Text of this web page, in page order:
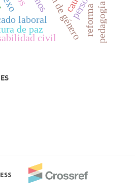
laboral
de paz reforma
civil